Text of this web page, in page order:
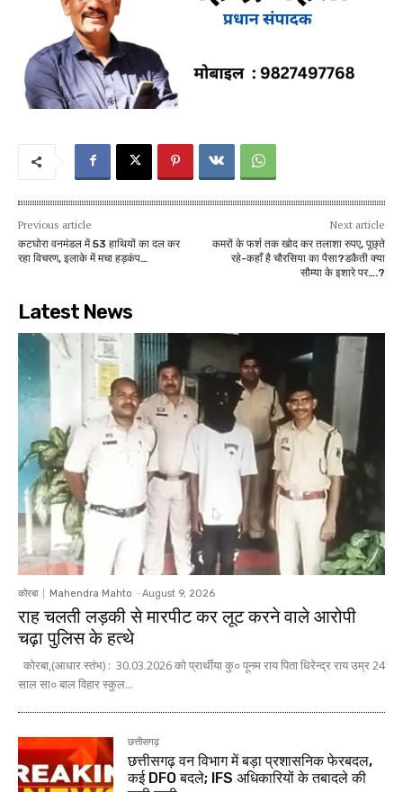
Previous article
कटघोरा वनमंडल में 53 हाथियों का दल कर
रहा विचरण, इलाके में मचा हड़कंप…
Next article
कमरों के फर्श तक खोद कर तलाशा रुपए, पूछ्ते
रहे-कहाँ है चौरसिया का पैसा?डकैती क्या
सौम्या के इशारे पर….?
Latest News
कोरबा Mahendra Mahto - August 9, 2026
राह चलती लड़की से मारपीट कर लूट करने वाले आरोपी
चढ़ा पुलिस के हत्थे
कोरबा,(आधार स्तंभ) : 30.03.2026 को प्रार्थीया कु० पूनम राय पिता धिरेन्द्र राय उम्र 24
साल सा० बाल विहार स्कुल...
छत्तीसगढ़
छत्तीसगढ़ वन विभाग में बड़ा प्रशासनिक फेरबदल,
कई DFO बदले; IFS अधिकारियों के तबादले की